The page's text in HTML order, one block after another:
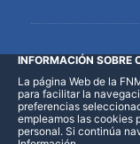
LinkedIn
INFORMACIÓN SOBRE
La página Web de la
para facilitar la
preferencias
empleamos las cookies
personal. Si continúa